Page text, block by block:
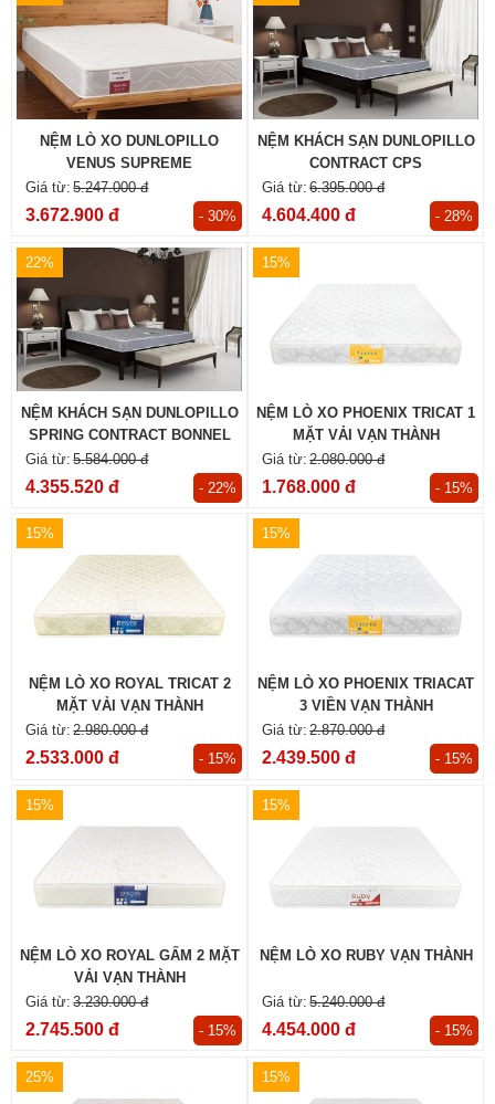
NỆM LÒ XO DUNLOPILLO
VENUS SUPREME
5.247.000 đ
3.672.900 đ - 30%
NỆM KHÁCH SẠN DUNLOPILLO
CONTRACT CPS
6.395.000 đ
4.604.400 đ - 28%
22%
NỆM KHÁCH SẠN DUNLOPILLO
SPRING CONTRACT BONNEL
5.584.000 đ
4.355.520 đ - 22%
15%
NỆM LÒ XO PHOENIX TRICAT 1
MẶT VẢI VẠN THÀNH
2.080.000 đ
1.768.000 đ - 15%
15%
NỆM LÒ XO ROYAL TRICAT 2
MẶT VẢI VẠN THÀNH
2.980.000 đ
2.533.000 đ - 15%
15%
NỆM LÒ XO PHOENIX TRIACAT
3 VIỀN VẠN THÀNH
2.870.000 đ
2.439.500 đ - 15%
15%
NỆM LÒ XO ROYAL GẤM 2 MẶT
VẢI VẠN THÀNH
3.230.000 đ
2.745.500 đ - 15%
15%
NỆM LÒ XO RUBY VẠN THÀNH
5.240.000 đ
4.454.000 đ - 15%
25% 15%